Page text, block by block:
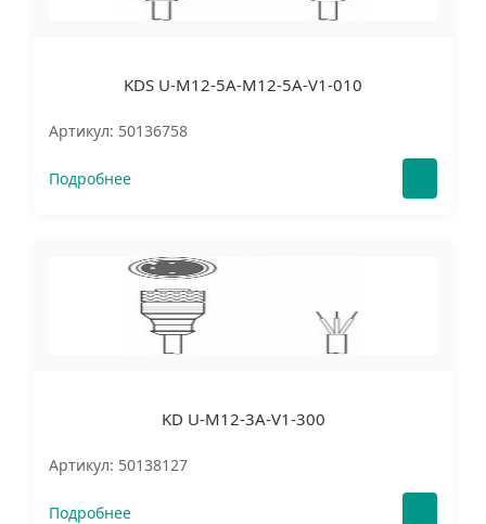
KDS U-M12-5A-M12-5A-V1-010
Артикул: 50136758
Подробнее
KD U-M12-3A-V1-300
Артикул: 50138127
Подробнее